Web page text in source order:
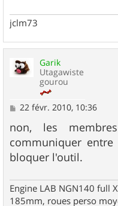
jclm73
Garik
Utagawiste
gourou
M
s
s
a
g
e
22 févr. 2010, 10:36
non, les
communiquer
bloquer l'outil.
Engine LAB NGN140 full
185mm, roues perso